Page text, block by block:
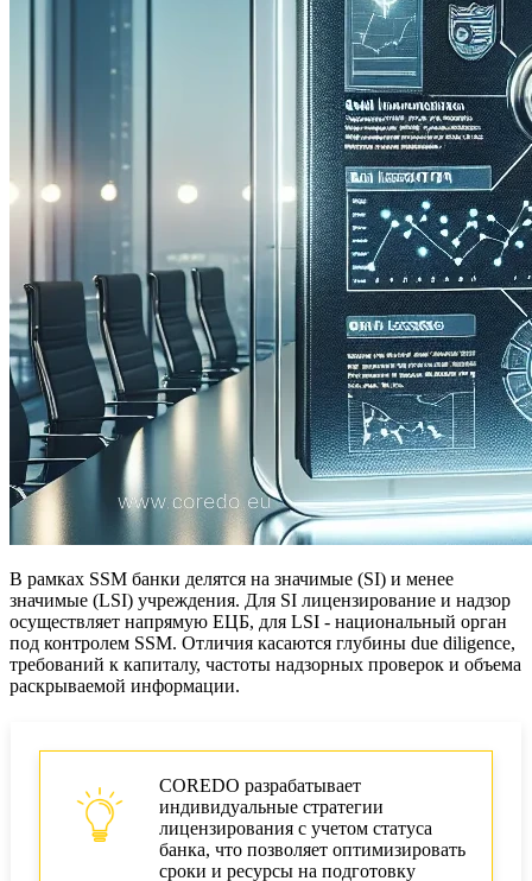
В рамках SSM банки делятся на значимые (SI) и менее
значимые (LSI) учреждения. Для SI лицензирование и надзор
осуществляет напрямую ЕЦБ, для LSI - национальный орган
под контролем SSM. Отличия касаются глубины due diligence,
требований к капиталу, частоты надзорных проверок и объема
раскрываемой информации.
COREDO разрабатывает
индивидуальные стратегии
лицензирования с учетом статуса
банка, что позволяет оптимизировать
сроки и ресурсы на подготовку